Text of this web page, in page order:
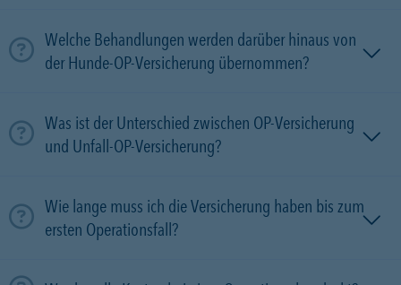
Welche Behandlungen werden darüber hinaus von
der Hunde-OP-Versicherung übernommen?
Was ist der Unterschied zwischen OP-Versicherung
und Unfall-OP-Versicherung?
Wie lange muss ich die Versicherung haben bis zum
ersten Operationsfall?